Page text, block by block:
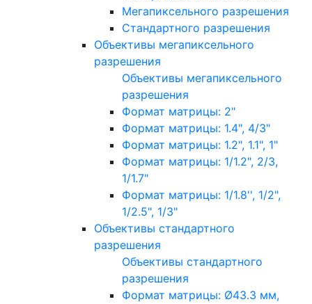
Мегапиксельного разрешения
Стандартного разрешения
Объективы мегапиксельного
разрешения
Объективы мегапиксельного
разрешения
Формат матрицы: 2"
Формат матрицы: 1.4", 4/3"
Формат матрицы: 1.2", 1.1", 1"
Формат матрицы: 1/1.2", 2/3,
1/1.7"
Формат матрицы: 1/1.8'', 1/2",
1/2.5", 1/3"
Объективы стандартного
разрешения
Объективы стандартного
разрешения
Формат матрицы: Ø43.3 мм,